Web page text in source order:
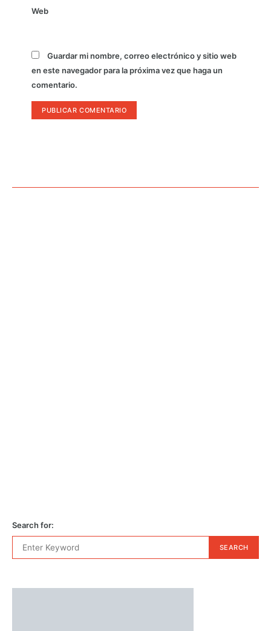
Web
Guardar mi nombre, correo electrónico y sitio web
en este navegador para la próxima vez que haga un
comentario.
Search for:
SEARCH